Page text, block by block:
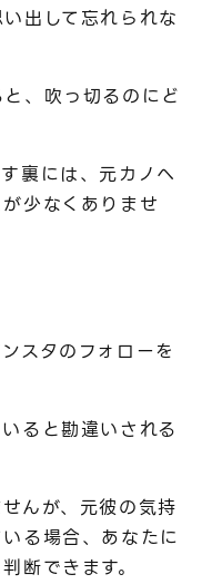
出して忘れられな
、吹っ切るのにど
裏には、元カノへ
少なくありませ
スタのフォローを
ると勘違いされる
んが、元彼の気持
る場合、あなたに
断できます。